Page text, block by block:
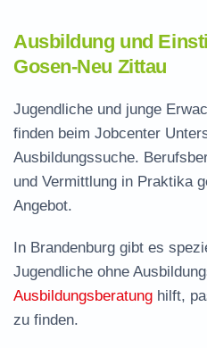
Ausbildung und
Gosen-Neu Zittau
Jugendliche und junge
finden beim Jobcenter
Ausbildungssuche.
und Vermittlung in Praktika
Angebot.
In Brandenburg gibt es
Jugendliche ohne
Ausbildungsberatung hilft,
zu finden.